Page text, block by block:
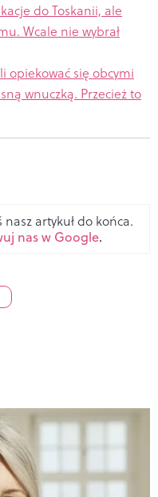
do Toskanii, ale
Wcale nie wybrał
opiekować się obcymi
wnuczką. Przecież to
nasz artykuł do końca.
nas w Google.